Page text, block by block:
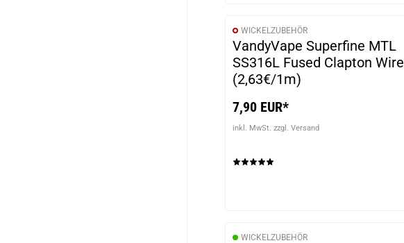
WICKELZUBEHÖR
VandyVape Superfine MTL
SS316L Fused Clapton Wire
(2,63€/1m)
7,90 EUR*
inkl. MwSt. zzgl. Versand
WICKELZUBEHÖR